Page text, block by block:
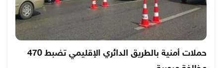
حملات أمنية بالطريق الدائري الإقليمي تضبط 470